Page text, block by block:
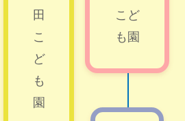
田
こ
ど
も
園
こど
も園